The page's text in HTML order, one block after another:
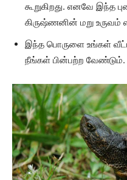
கூறுகிறது. எனவே இந்த
கிருஷ்ணனின் மறு உருவம்
இந்த பொருளை உங்கள்
நீங்கள் பின்பற்ற வேண்டும்.